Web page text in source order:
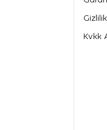
Kvkk